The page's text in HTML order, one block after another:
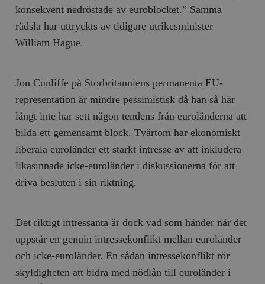
konsekvent nedröstade av euroblocket.” Samma
rädsla har uttryckts av tidigare utrikesminister
William Hague.
Jon Cunliffe på Storbritanniens permanenta EU-
representation är mindre pessimistisk då han så här
långt inte har sett någon tendens från euroländerna att
bilda ett gemensamt block. Tvärtom har ekonomiskt
liberala euroländer ett starkt intresse av att inkludera
likasinnade icke-euroländer i diskussionerna för att
driva besluten i sin riktning.
Det riktigt intressanta är dock vad som händer när det
uppstår en genuin intressekonflikt mellan euroländer
och icke-euroländer. En sådan intressekonflikt rör
skyldigheten att bidra med nödlån till euroländer i